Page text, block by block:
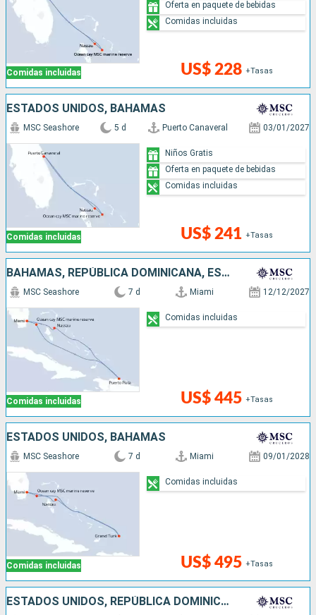
Comidas incluidas US$ 228 +Tasas
Oferta en paquete de bebidas
Comidas incluidas
ESTADOS UNIDOS, BAHAMAS
Comidas incluidas
MSC Seashore 5 d Puerto Canaveral 03/01/2027
US$ 241 +Tasas
Niños Gratis
Oferta en paquete de bebidas
Comidas incluidas
BAHAMAS, REPÚBLICA DOMINICANA, ESTADOS UNIDOS
Comidas incluidas
MSC Seashore 7 d Miami 12/12/2027
US$ 445 +Tasas
Comidas incluidas
ESTADOS UNIDOS, BAHAMAS
Comidas incluidas
MSC Seashore 7 d Miami 09/01/2028
US$ 495 +Tasas
Comidas incluidas
ESTADOS UNIDOS, REPÚBLICA DOMINICANA, BAHAMAS